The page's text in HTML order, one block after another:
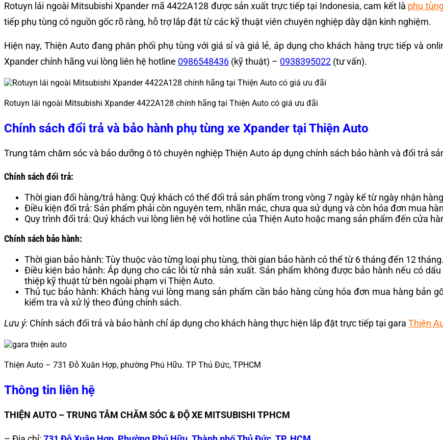
Rotuyn lái ngoài Mitsubishi Xpander mã 4422A128 được sản xuất trực tiếp tại Indonesia, cam kết là phụ
tiếp phụ tùng có nguồn gốc rõ ràng, hỗ trợ lắp đặt từ các kỹ thuật viên chuyên nghiệp dày dặn kinh nghiệm.
Hiện nay, Thiện Auto đang phân phối phụ tùng với giá sỉ và giá lẻ, áp dụng cho khách hàng trực tiếp và
Xpander chính hãng vui lòng liên hệ hotline 0986548436 (kỹ thuật) – 0938395022 (tư vấn).
Rotuyn lái ngoài Mitsubishi Xpander 4422A128 chính hãng tại Thiện Auto có giá ưu đãi
Chính sách đổi trả và bảo hành phụ tùng xe Xpander tại Thiện Auto
Trung tâm chăm sóc và bảo dưỡng ô tô chuyên nghiệp Thiện Auto áp dụng chính sách bảo hành và đổi trả
Chính sách đổi trả:
Thời gian đổi hàng/trả hàng: Quý khách có thể đổi trả sản phẩm trong vòng 7 ngày kể từ ngày nhận
Điều kiện đổi trả: Sản phẩm phải còn nguyên tem, nhãn mác, chưa qua sử dụng và còn hóa đơn mua
Quy trình đổi trả: Quý khách vui lòng liên hệ với hotline của Thiện Auto hoặc mang sản phẩm đến cửa
Chính sách bảo hành:
Thời gian bảo hành: Tùy thuộc vào từng loại phụ tùng, thời gian bảo hành có thể từ 6 tháng đến 12 tháng.
Điều kiện bảo hành: Áp dụng cho các lỗi từ nhà sản xuất. Sản phẩm không được bảo hành nếu có
thiệp kỹ thuật từ bên ngoài phạm vi Thiện Auto.
Thủ tục bảo hành: Khách hàng vui lòng mang sản phẩm cần bảo hàng cùng hóa đơn mua hàng bản
kiểm tra và xử lý theo đúng chính sách.
Lưu ý: Chính sách đổi trả và bảo hành chỉ áp dụng cho khách hàng thực hiện lắp đặt trực tiếp tại gara Thiện
Thiện Auto – 731 Đỗ Xuân Hợp, phường Phú Hữu. TP Thủ Đức, TPHCM
Thông tin liên hệ
THIỆN AUTO – TRUNG TÂM CHĂM SÓC & ĐỘ XE MITSUBISHI TPHCM